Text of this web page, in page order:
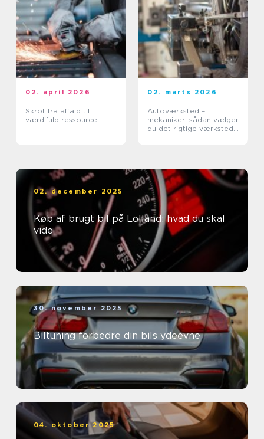
02. april 2026
Skrot fra affald til
værdifuld ressource
02. marts 2026
Autoværksted –
mekaniker: sådan vælger
du det rigtige værksted
02. december 2025
Køb af brugt bil på Lolland: hvad du skal
vide
30. november 2025
Biltuning forbedre din bils ydeevne
04. oktober 2025